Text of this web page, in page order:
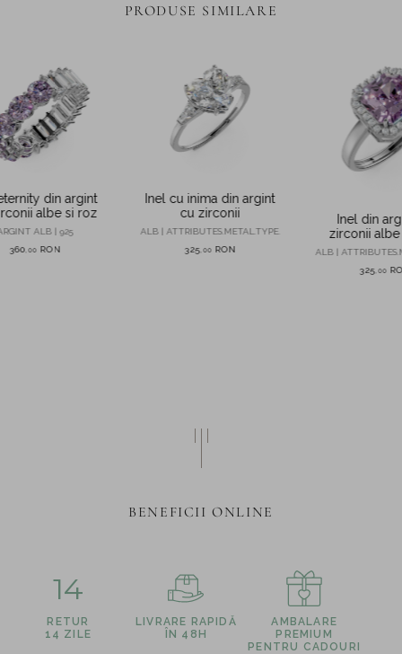
PRODUSE SIMILARE
din argint
albe si roz
ALB | 925
360 00 RON
Inel cu inima din argint
cu zirconii
ALB | ATTRIBUTES.METAL.TYPE.
325 00 RON
Inel din
zirconii
ALB |
325 00
BENEFICII ONLINE
14
RETUR
14 ZILE
LIVRARE RAPIDĂ
ÎN 48H
AMBALARE
PREMIUM
PENTRU CADOURI